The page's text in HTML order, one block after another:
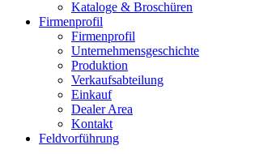
Kataloge & Broschüren
Firmenprofil
Firmenprofil
Unternehmensgeschichte
Produktion
Verkaufsabteilung
Einkauf
Dealer Area
Kontakt
Feldvorführung